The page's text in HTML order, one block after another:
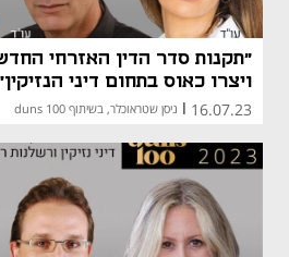
"תקנות סדר הדין האזרחי
ויצרו כאוס בתחום דיני
16.07.23 ניסן שטראוכלר, בשיתוף duns 100